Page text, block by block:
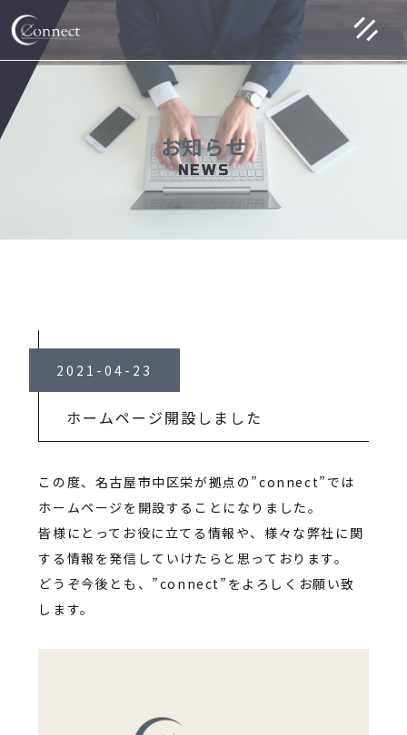
お知らせ
NEWS
2021-04-23
ホームページ開設しました
この度、名古屋市中区栄が拠点の”connect”では
ホームページを開設することになりました。
皆様にとってお役に立てる情報や、様々な弊社に関
する情報を発信していけたらと思っております。
どうぞ今後とも、”connect”をよろしくお願い致
します。